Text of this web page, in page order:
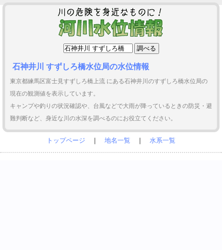
石神井川 すずしろ橋水位局の水位情報
東京都練馬区富士見すずしろ橋上流 にある石神井川のすずしろ橋水位局の
現在の観測値を表示しています。
キャンプや釣りの状況確認や、台風などで大雨が降っているときの防災・避
難判断など、身近な川の水深を調べるのにお役立てください。
トップページ ｜ 地名一覧 ｜ 水系一覧